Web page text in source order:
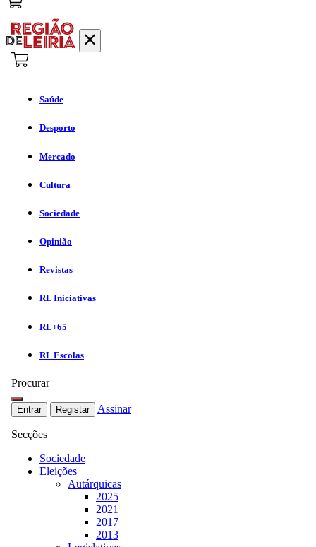
Saúde
Desporto
Mercado
Cultura
Sociedade
Opinião
Revistas
RL Iniciativas
RL+65
RL Escolas
Procurar
Entrar Registar Assinar
Secções
Sociedade
Eleições
Autárquicas
2025
2021
2017
2013